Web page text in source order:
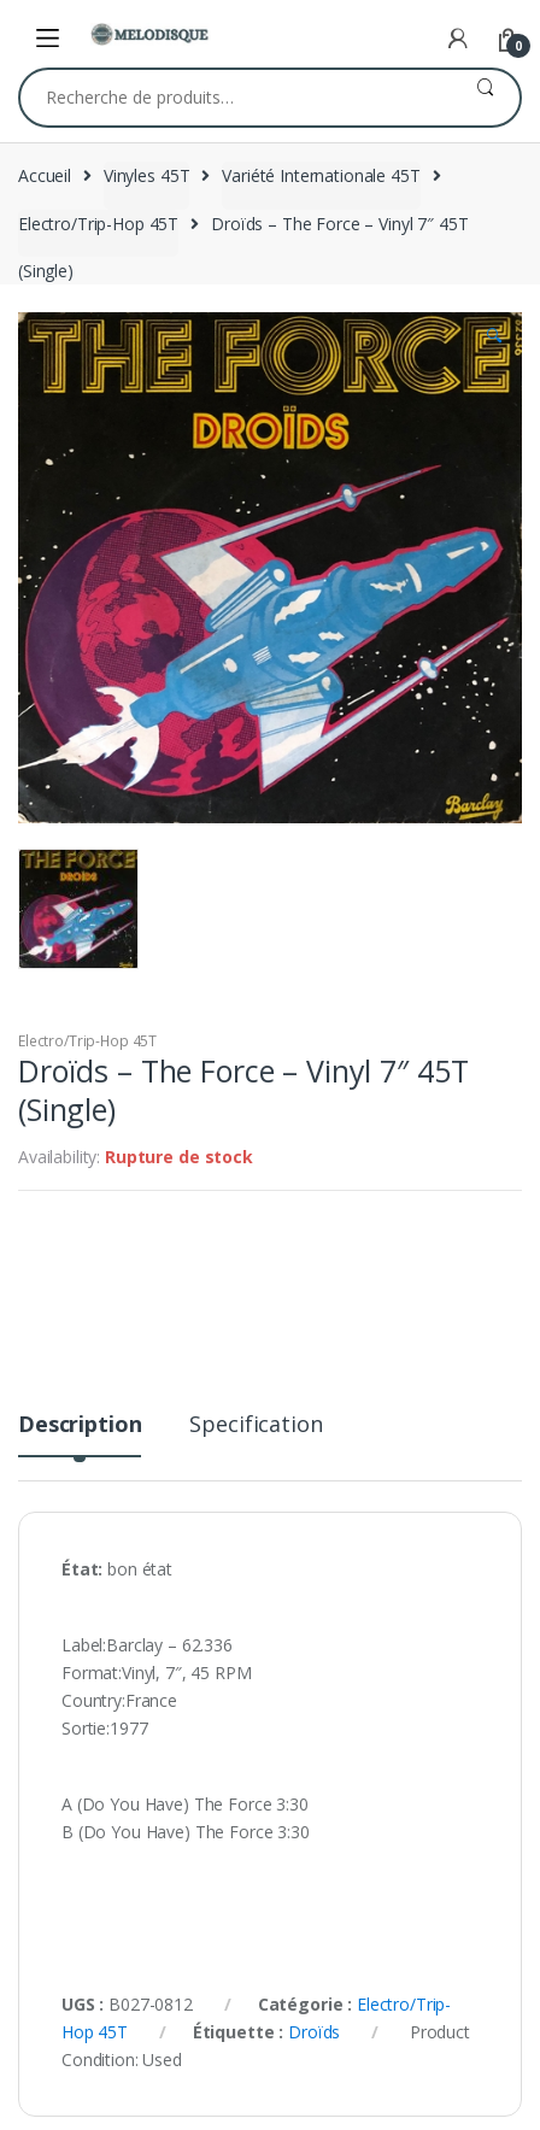
navigation
content
0
Recherche
pour :
Accueil Vinyles 45T Variété Internationale 45T
Electro/Trip-Hop 45T Droïds – The Force – Vinyl 7″ 45T
(Single)
🔍
Electro/Trip-Hop 45T
Droïds – The Force – Vinyl 7″ 45T
(Single)
Availability: Rupture de stock
Description Specification
État: bon état
Label:Barclay ‎– 62.336
Format:Vinyl, 7″, 45 RPM
Country:France
Sortie:1977
A (Do You Have) The Force 3:30
B (Do You Have) The Force 3:30
UGS : B027-0812 Catégorie : Electro/Trip-
Hop 45T
Étiquette : Droïds
Product
Condition:Used